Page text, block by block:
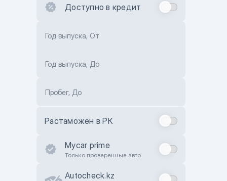
Доступно в кредит
Год выпуска, От
Год выпуска, До
Пробег, До
Растаможен в РК
Mycar prime
Только проверенные авто
Autocheck.kz